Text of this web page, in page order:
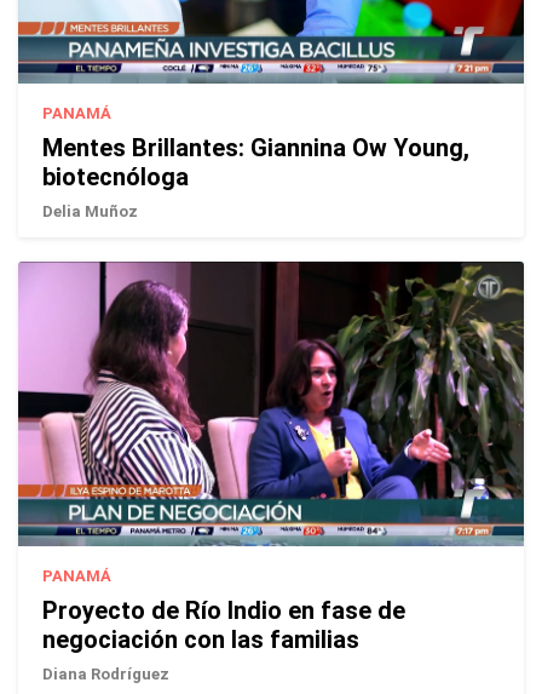
PANAMÁ
Mentes Brillantes: Giannina Ow Young,
biotecnóloga
Delia Muñoz
PANAMÁ
Proyecto de Río Indio en fase de
negociación con las familias
Diana Rodríguez